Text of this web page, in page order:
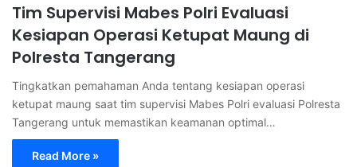
Tim Supervisi Mabes Polri Evaluasi
Kesiapan Operasi Ketupat Maung di
Polresta Tangerang
Tingkatkan pemahaman Anda tentang kesiapan operasi
ketupat maung saat tim supervisi Mabes Polri evaluasi Polresta
Tangerang untuk memastikan keamanan optimal…
Read More »